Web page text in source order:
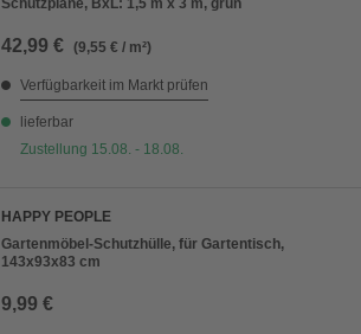
Schutzplane, BxL: 1,5 m x 3 m, grün
42,99 € (9,55 € / m²)
Verfügbarkeit im Markt prüfen
lieferbar
Zustellung 15.08. - 18.08.
HAPPY PEOPLE
Gartenmöbel-Schutzhülle, für Gartentisch,
143x93x83 cm
9,99 €